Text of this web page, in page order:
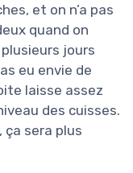
et on n’a pas
quand on
jours
eu envie de
laisse assez
des cuisses.
ça sera plus